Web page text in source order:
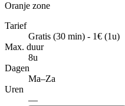
Oranje zone
Tarief
Gratis (30 min) - 1€ (1u)
Max. duur
8u
Dagen
Ma–Za
Uren
—